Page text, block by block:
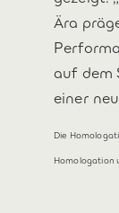
Ära
auf dem
einer
Die
Homologation